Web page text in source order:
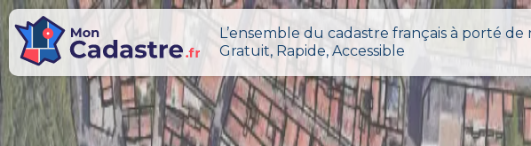
L’ensemble du cadastre français à porté de
Gratuit, Rapide, Accessible